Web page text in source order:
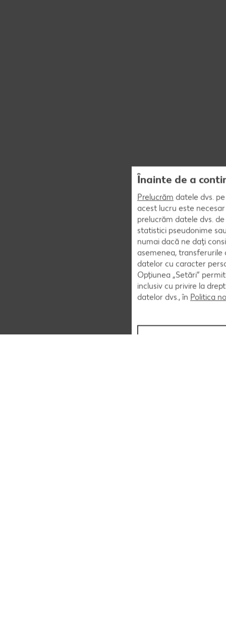
Înainte de a
Prelucrăm datele dvs.
acest lucru este
prelucrăm datele dvs.
statistici pseudonime
numai dacă ne dați
asemenea,
datelor cu caracter
Opțiunea „Setări”
inclusiv cu privire la
datelor dvs., în Politica